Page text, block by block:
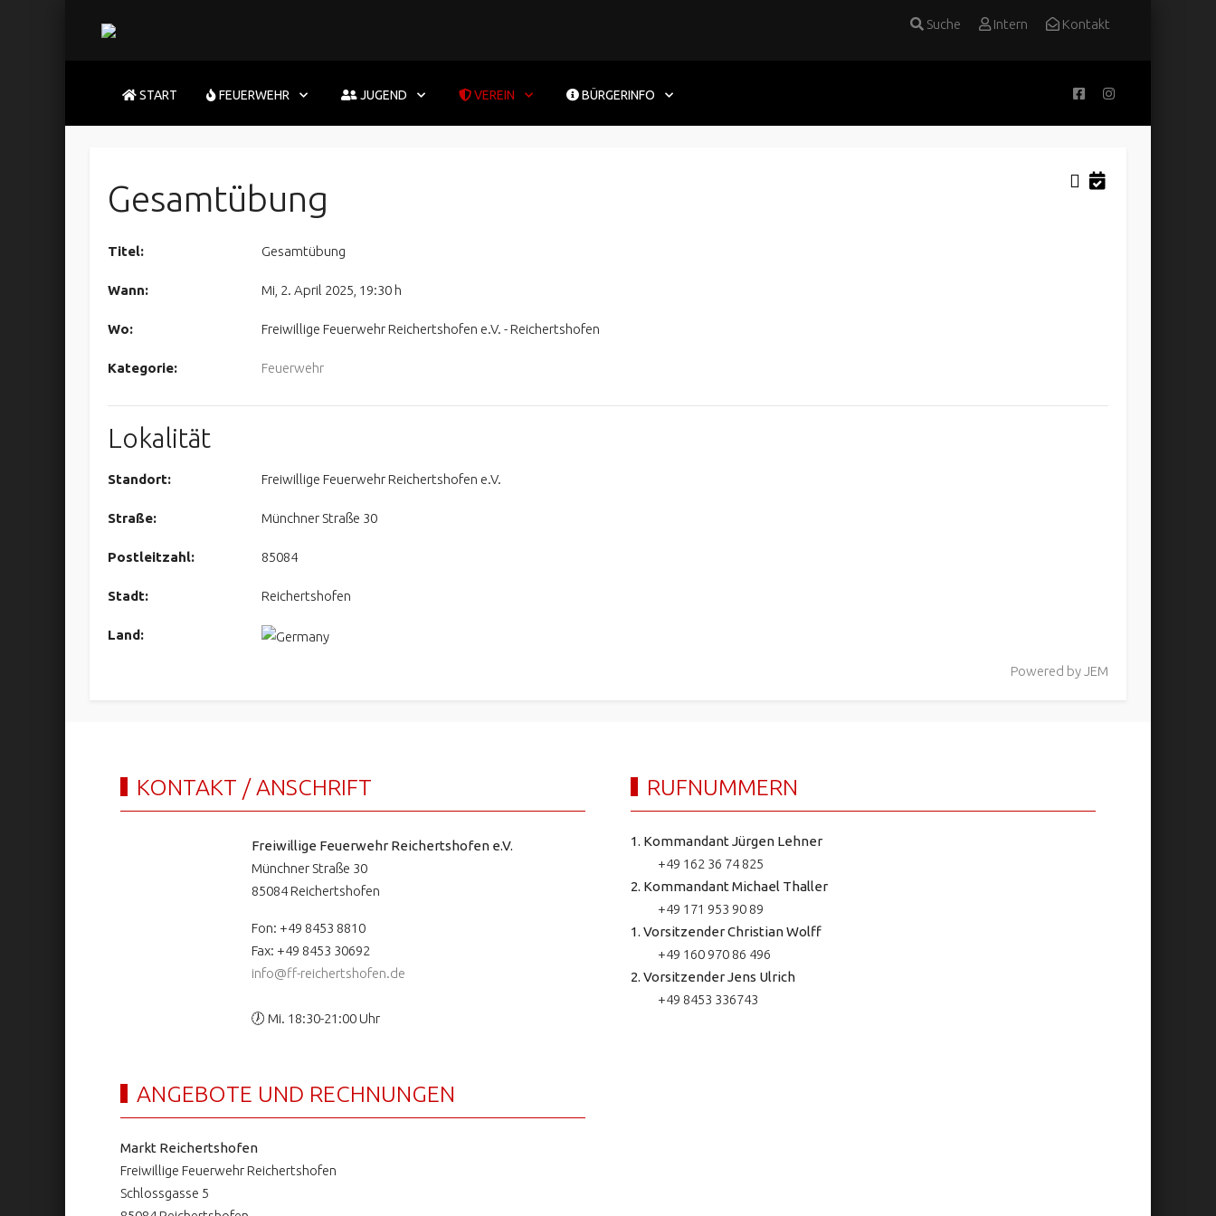
Suche Intern Kontakt
START FEUERWEHR JUGEND VEREIN BÜRGERINFO
Gesamtübung
Titel: Gesamtübung
Wann: Mi, 2. April 2025 19:30 h
Wo: Freiwillige Feuerwehr Reichertshofen e.V. - Reichertshofen
Kategorie: Feuerwehr
Lokalität
Standort: Freiwillige Feuerwehr Reichertshofen e.V.
Straße: Münchner Straße 30
Postleitzahl: 85084
Stadt: Reichertshofen
Land:
Powered byJEM
KONTAKT / ANSCHRIFT
Freiwillige Feuerwehr Reichertshofen e.V.
Münchner Straße 30
85084 Reichertshofen
Fon: +49 8453 8810
Fax: +49 8453 30692
info@ff-reichertshofen.de
🕖 Mi. 18:30-21:00 Uhr
ANGEBOTE UND RECHNUNGEN
Markt Reichertshofen
Freiwillige Feuerwehr Reichertshofen
Schlossgasse 5
RUFNUMMERN
1. Kommandant Jürgen Lehner
+49 162 36 74 825
2. Kommandant Michael Thaller
+49 171 953 90 89
1. Vorsitzender Christian Wolff
+49 160 970 86 496
2. Vorsitzender Jens Ulrich
+49 8453 336743